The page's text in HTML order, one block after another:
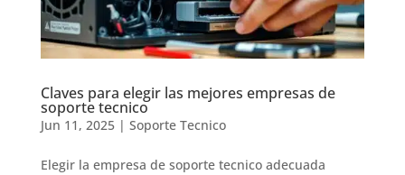
Claves para elegir las mejores empresas de
soporte tecnico
Jun 11, 2025| Soporte Tecnico
Elegir la empresa de soporte tecnico adecuada